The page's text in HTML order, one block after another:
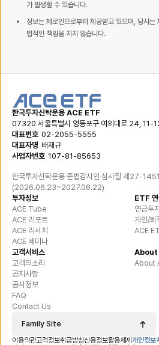
가 발생할 수 있습니다.
정보는 제로인으로부터 제공받고 있으며, 당사는
법적인 책임을 지지 않습니다.
한국투자신탁운용 ACE ETF
07320 서울특별시 영등포구 여의대로 24, 11-
대표번호 02-2055-5555
대표자명 배재규
사업자번호 107-81-85653
한국투자신탁운용 준법감시인 심사필 제27-
(2026.06.23~2027.06.22)
투자정보
ACE Tube
ACE 리포트
ACE 리서치
ACE 세미나
ETF 연
연금투
개인/퇴
ACE
고객서비스
고객의소리
공지사항
공시정보
FAQ
Contact Us
About
About
이용약관고객정보취급방침신용정보활용체제개인정보
Family Site